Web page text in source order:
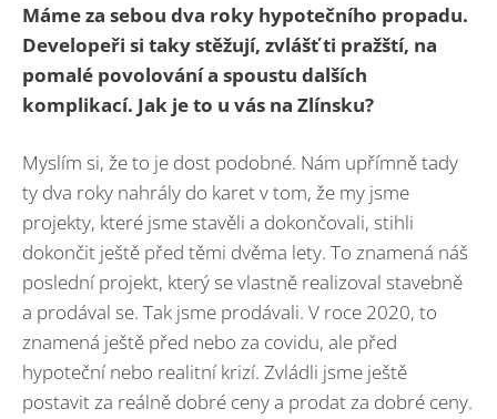
Máme za sebou dva roky hypotečního propadu.
Developeři si taky stěžují, zvlášť ti pražští, na
pomalé povolování a spoustu dalších
komplikací. Jak je to u vás na Zlínsku?
Myslím si, že to je dost podobné. Nám upřímně tady
ty dva roky nahrály do karet v tom, že my jsme
projekty, které jsme stavěli a dokončovali, stihli
dokončit ještě před těmi dvěma lety. To znamená náš
poslední projekt, který se vlastně realizoval stavebně
a prodával se. Tak jsme prodávali. V roce 2020, to
znamená ještě před nebo za covidu, ale před
hypoteční nebo realitní krizí. Zvládli jsme ještě
postavit za reálně dobré ceny a prodat za dobré ceny.